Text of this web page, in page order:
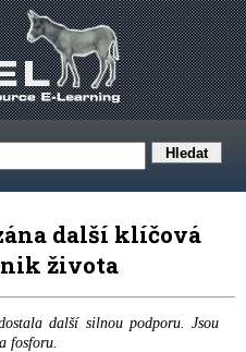
další klíčová
života
další silnou podporu. Jsou
fosforu.